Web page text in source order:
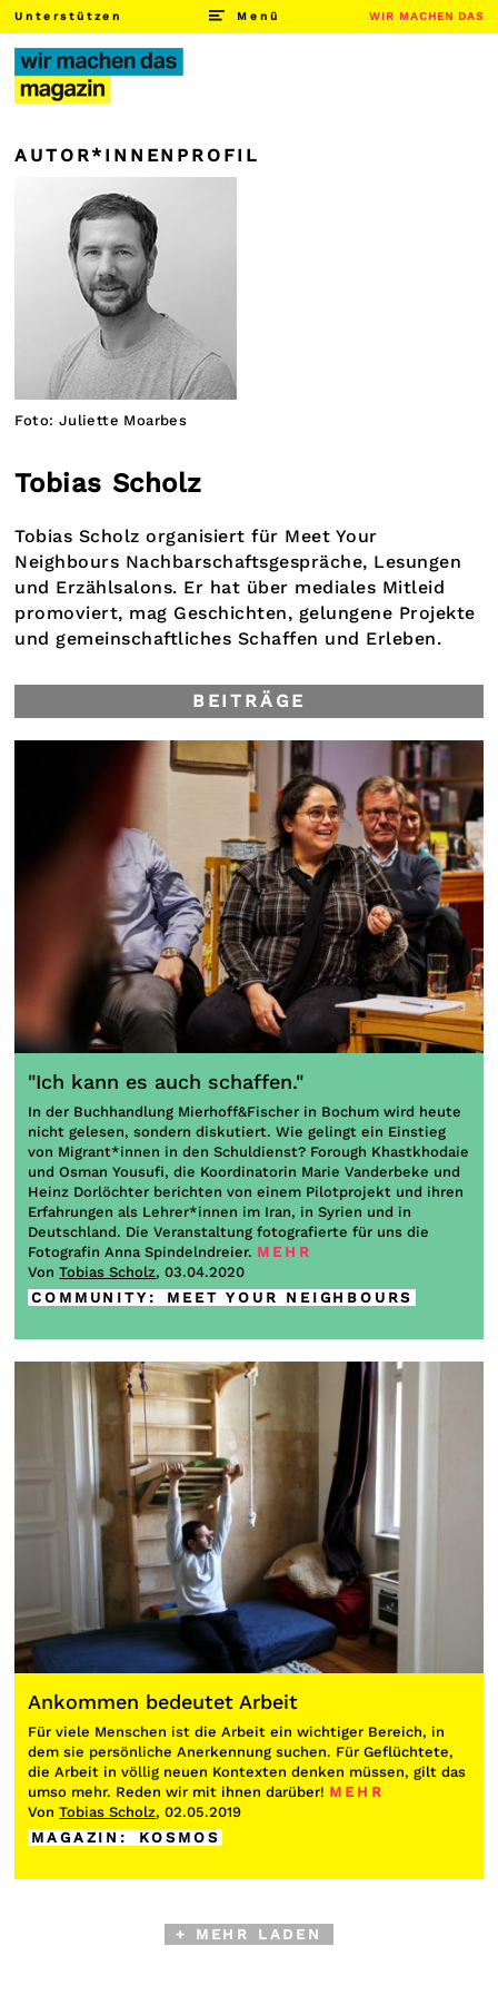
Unterstützen Menü WIR MACHEN DAS
AUTOR*INNENPROFIL
Foto: Juliette Moarbes
Tobias Scholz
Tobias Scholz organisiert für Meet Your
Neighbours Nachbarschaftsgespräche, Lesungen
und Erzählsalons. Er hat über mediales Mitleid
promoviert, mag Geschichten, gelungene Projekte
und gemeinschaftliches Schaffen und Erleben.
BEITRÄGE
"Ich kann es auch schaffen."
In der Buchhandlung Mierhoff&Fischer in Bochum wird heute
nicht gelesen, sondern diskutiert. Wie gelingt ein Einstieg
von Migrant*innen in den Schuldienst? Forough Khastkhodaie
und Osman Yousufi, die Koordinatorin Marie Vanderbeke und
Heinz Dorlöchter berichten von einem Pilotprojekt und ihren
Erfahrungen als Lehrer*innen im Iran, in Syrien und in
Deutschland. Die Veranstaltung fotografierte für uns die
Fotografin Anna Spindelndreier. MEHR
VonTobias Scholz, 03.04.2020
COMMUNITY : MEET YOUR NEIGHBOURS
Ankommen bedeutet Arbeit
Für viele Menschen ist die Arbeit ein wichtiger Bereich, in
dem sie persönliche Anerkennung suchen. Für Geflüchtete,
die Arbeit in völlig neuen Kontexten denken müssen, gilt das
umso mehr. Reden wir mit ihnen darüber! MEHR
VonTobias Scholz, 02.05.2019
MAGAZIN : KOSMOS
+ MEHR LADEN